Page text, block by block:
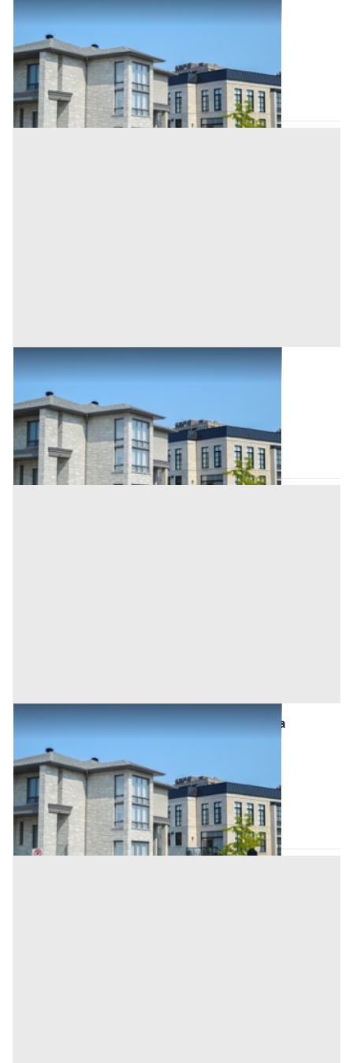
Abitazione di Tipo Civile all'asta a Padova
Masi (Padova)
36.750 € 49.000 €
Codice asta:efafc637
Asta chiusa
Abitazione di Tipo Civile all'asta a Padova
Masi (Padova)
37.800 € 50.400 €
Codice asta:6f6ec7fe
Asta chiusa
Abitazione di Tipo Civile all'asta a Provincia
sconosciuta
Masi (Padova)
Offerta minima
36.000 € 48.000 €
Codice asta:
8d443067
Asta chiusa